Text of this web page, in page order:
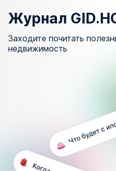
Журнал
Заходите почитать
недвижимость